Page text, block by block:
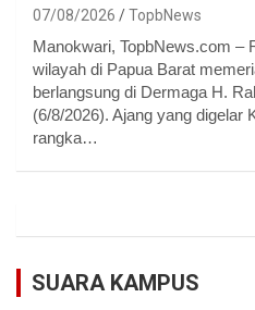
07/08/2026 TopbNews
Manokwari, TopbNews.com –
wilayah di Papua Barat
berlangsung di Dermaga H.
(6/8/2026). Ajang yang digelar
rangka…
SUARA KAMPUS